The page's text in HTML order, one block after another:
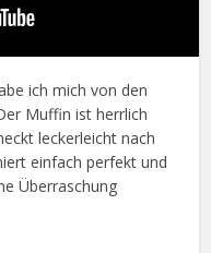
ich mich von den
Muffin ist herrlich
leckerleicht nach
einfach perfekt und
Überraschung